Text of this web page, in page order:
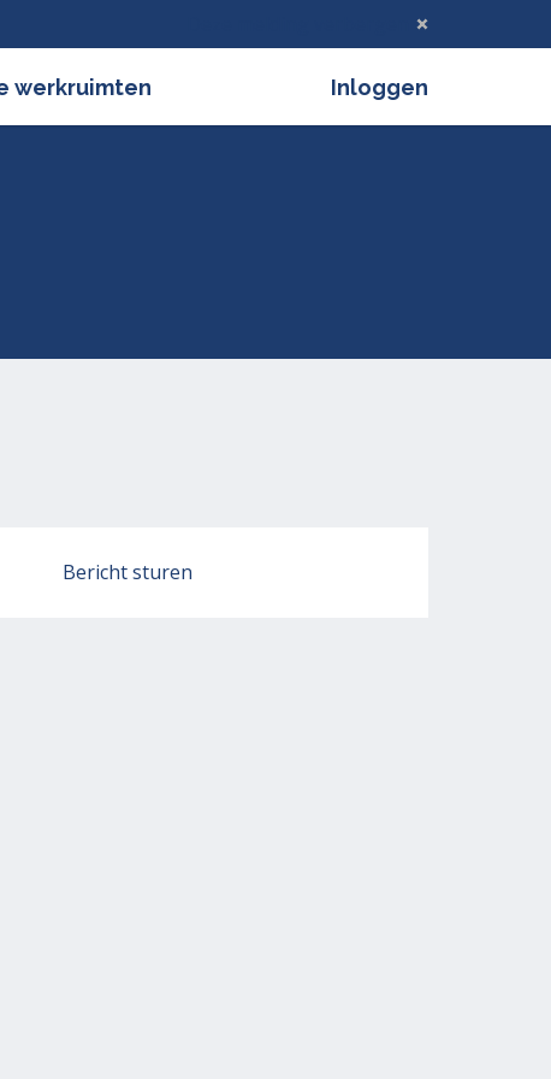
werkruimten Inloggen
Bericht sturen